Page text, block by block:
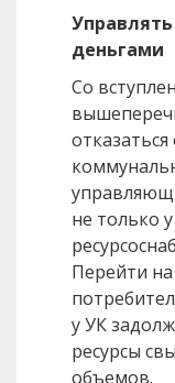
деньгами
Со
не только
Перейти
у УК
ресурсы
объемов.